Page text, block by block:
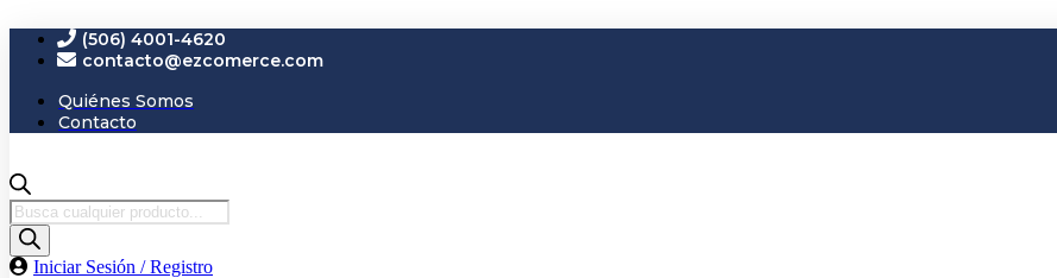
contenido
(506) 4001-4620
contacto@ezcomerce.com
Quiénes Somos
Contacto
Búsqueda
de
productos
Iniciar Sesión / Registro